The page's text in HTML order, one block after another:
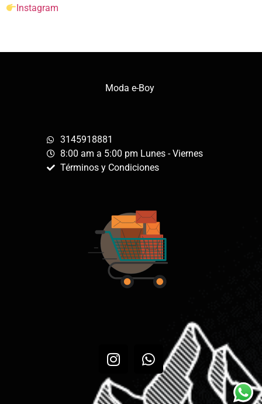
Instagram
Moda e-Boy
3145918881
8:00 am a 5:00 pm Lunes - Viernes
Términos y Condiciones